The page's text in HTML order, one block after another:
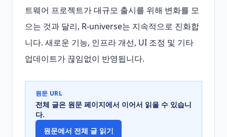
트웨어 프로젝트가 대규모 출시를 위해 변화를 모
으는 것과 달리, R‑universe는 지속적으로 진화합
니다. 새로운 기능, 인프라 개선, UI 조정 및 기타
업데이트가 끊임없이 반영됩니다.
원문 URL
전체 글은 원문 페이지에서 이어서 읽을 수 있습니
다.
원문에서 전체 글 읽기